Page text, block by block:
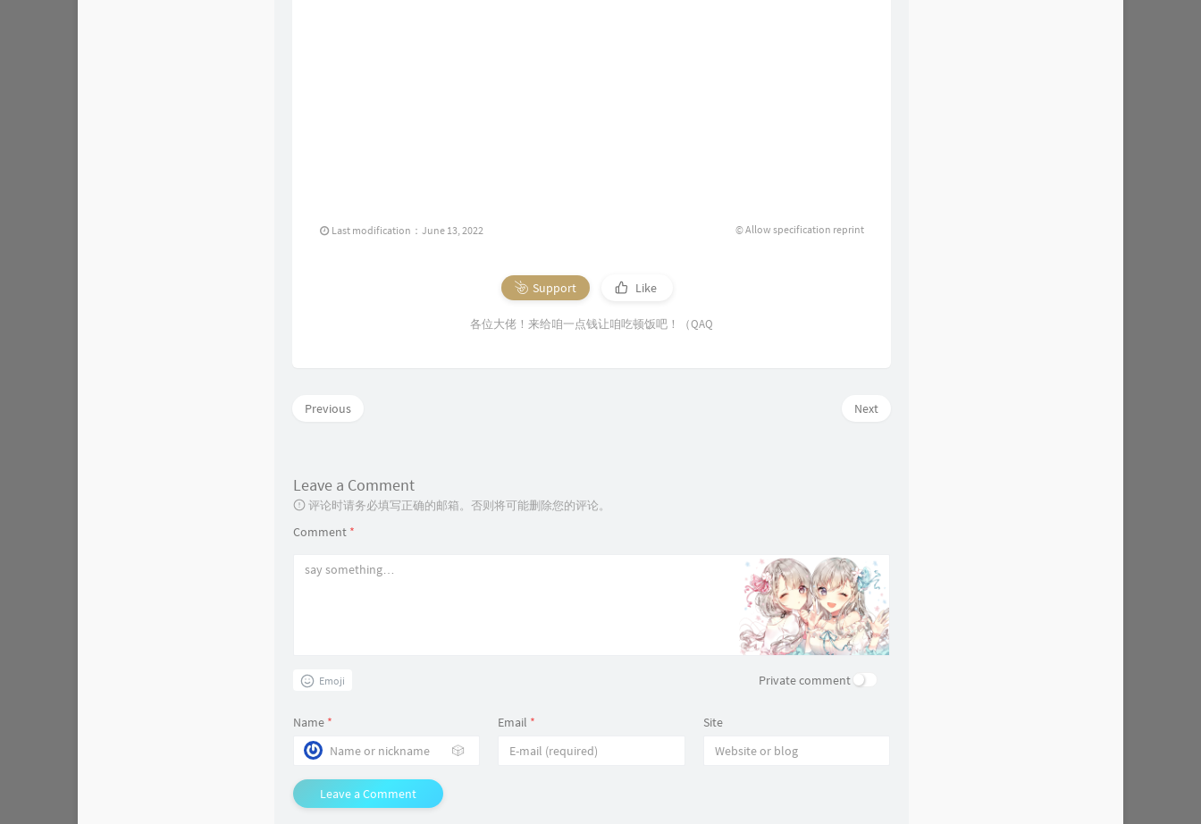
Last modification：June 13, 2022 © Allow specification reprint
Support Like
各位大佬！来给咱一点钱让咱吃顿饭吧！（QAQ
Next
Previous
Leave a Comment
评论时请务必填写正确的邮箱。否则将可能删除您的评论。
Comment *
Emoji Private comment
Name *
🎲
Email * Site
Leave a Comment